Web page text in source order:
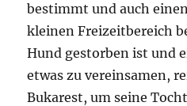
bestimmt und auch
kleinen Freizeitbereich
Hund gestorben ist und
etwas zu vereinsamen,
Bukarest, um seine